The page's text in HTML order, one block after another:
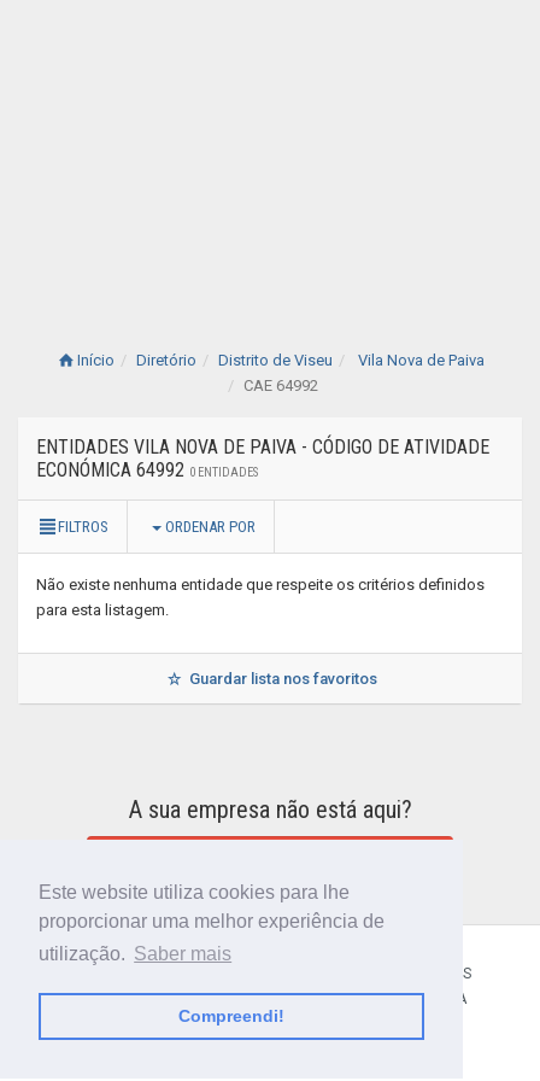
Este website utiliza cookies para lhe
proporcionar uma melhor experiência de
utilização. Saber mais
Compreendi!
Início Diretório Distrito de Viseu
Vila Nova de Paiva
CAE 64992
ENTIDADES VILA NOVA DE PAIVA - CÓDIGO DE ATIVIDADE
ECONÓMICA 64992 0 ENTIDADES
FILTROS ORDENAR POR
Não existe nenhuma entidade que respeite os critérios definidos
para esta listagem.
Guardar lista nos favoritos
A sua empresa não está aqui?
TERMOS E CONDIÇÕES
POLÍTICA DE PRIVACIDADE
CONTACTOS AJUDA